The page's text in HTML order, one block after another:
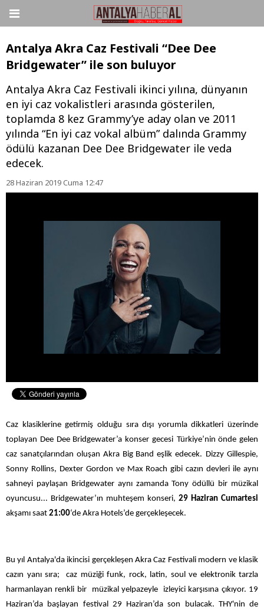
Antalya Akra Caz Festivali “Dee Dee
Bridgewater” ile son buluyor
Antalya Akra Caz Festivali ikinci yılına, dünyanın
en iyi caz vokalistleri arasında gösterilen,
toplamda 8 kez Grammy’ye aday olan ve 2011
yılında “En iyi caz vokal albüm” dalında Grammy
ödülü kazanan Dee Dee Bridgewater ile veda
edecek.
28 Haziran 2019 Cuma 12:47
Caz klasiklerine getirmiş olduğu sıra dışı yorumla dikkatleri üzerinde
toplayan Dee Dee Bridgewater’a konser gecesi Türkiye’nin önde gelen
caz sanatçılarından oluşan Akra Big Band eşlik edecek. Dizzy Gillespie,
Sonny Rollins, Dexter Gordon ve Max Roach gibi cazın devleri ile aynı
sahneyi paylaşan Bridgewater aynı zamanda Tony ödüllü bir müzikal
oyuncusu... Bridgewater’ın muhteşem konseri, 29 Haziran Cumartesi
akşamı saat 21:00‘de Akra Hotels’de gerçekleşecek.
Bu yıl Antalya'da ikincisi gerçekleşen Akra Caz Festivali modern ve klasik
cazın yanı sıra; caz müziği funk, rock, latin, soul ve elektronik tarzla
harmanlayan renkli bir müzikal yelpazeyle izleyici karşısına çıkıyor. 19
Haziran’da başlayan festival 29 Haziran’da son bulacak. THY'nin de